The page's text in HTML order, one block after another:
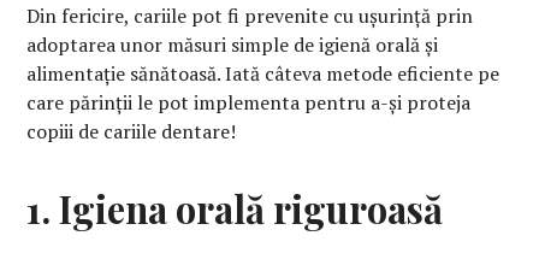
Din fericire, cariile pot fi prevenite cu ușurință prin
adoptarea unor măsuri simple de igienă orală și
alimentație sănătoasă. Iată câteva metode eficiente pe
care părinții le pot implementa pentru a-și proteja
copiii de cariile dentare!
1. Igiena orală riguroasă